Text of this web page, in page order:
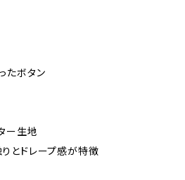
たボタン
ー生地
とドレープ感が特徴